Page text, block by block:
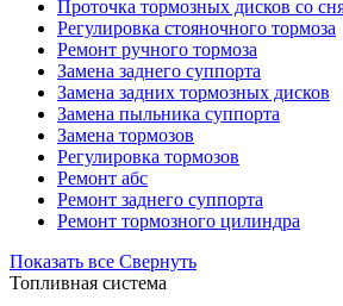
Проточка тормозных дисков со
Регулировка стояночного тормоза
Ремонт ручного тормоза
Замена заднего суппорта
Замена задних тормозных дисков
Замена пыльника суппорта
Замена тормозов
Регулировка тормозов
Ремонт абс
Ремонт заднего суппорта
Ремонт тормозного цилиндра
Показать все Свернуть
Топливная система